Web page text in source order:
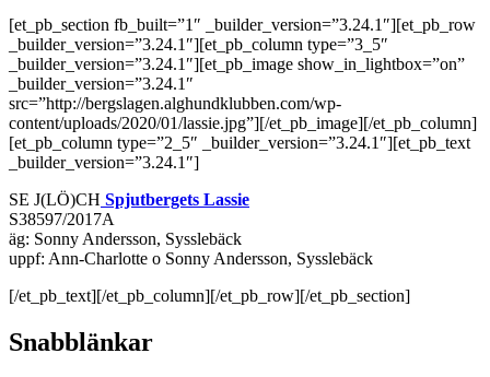
[et_pb_section fb_built=”1″ _builder_version=”3.24.1″][et_pb_row
_builder_version=”3.24.1″][et_pb_column type=”3_5″
_builder_version=”3.24.1″][et_pb_image show_in_lightbox=”on”
_builder_version=”3.24.1″
src=”http://bergslagen.alghundklubben.com/wp-
content/uploads/2020/01/lassie.jpg”][/et_pb_image][/et_pb_column]
[et_pb_column type=”2_5″ _builder_version=”3.24.1″][et_pb_text
_builder_version=”3.24.1″]
SE J(LÖ)CH Spjutbergets Lassie
S38597/2017A
äg: Sonny Andersson, Sysslebäck
uppf: Ann-Charlotte o Sonny Andersson, Sysslebäck
[/et_pb_text][/et_pb_column][/et_pb_row][/et_pb_section]
Snabblänkar